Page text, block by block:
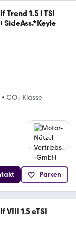
Trend 1.5 l TSI
• CO₂-Klasse
Parken
VIII 1.5 eTSI